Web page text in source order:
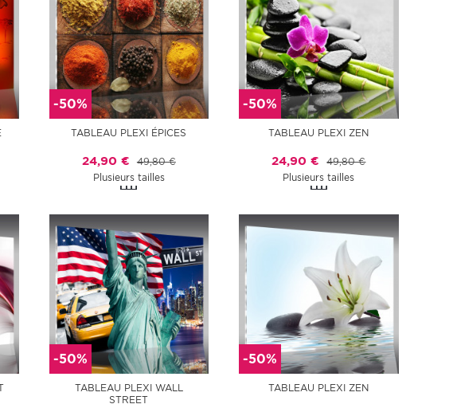
-50%
TABLEAU PLEXI ÉPICES
24,90 €
49,80 €
Plusieurs tailles
-50%
TABLEAU PLEXI ZEN
24,90 €
49,80 €
Plusieurs tailles
-50%
TABLEAU PLEXI WALL
STREET
-50%
TABLEAU PLEXI ZEN